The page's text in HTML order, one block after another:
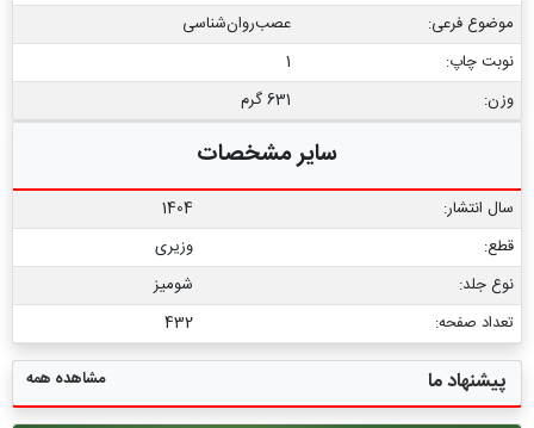
موضوع فرعی:
عصب‏‌روان‏‌شناسی
نوبت چاپ:
1
وزن:
631 گرم
سایر مشخصات
سال انتشار:
1404
قطع:
وزیری
نوع جلد:
شومیز
تعداد صفحه:
432
پیشنهاد ما مشاهده همه